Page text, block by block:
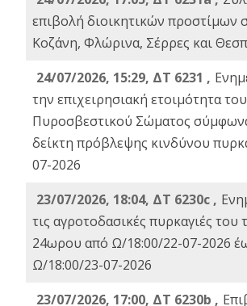
επιβολή διοικητικών προστίμων
Κοζάνη, Φλώρινα, Σέρρες και
24/07/2026, 15:29, ΔΤ 6231 ,
την επιχειρησιακή ετοιμότητα του
Πυροσβεστικού Σώματος
δείκτη πρόβλεψης κινδύνου
07-2026
23/07/2026, 18:04, ΔΤ 6230c ,
τις αγροτοδασικές πυρκαγιές του
24ωρου από Ω/18:00/22-07-2026
Ω/18:00/23-07-2026
23/07/2026, 17:00, ΔΤ 6230b ,